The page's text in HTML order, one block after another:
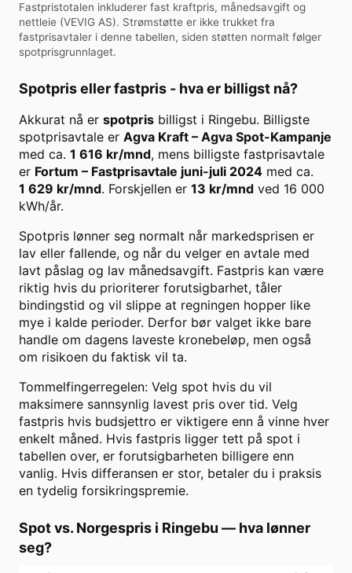
Fastpristotalen inkluderer fast kraftpris, månedsavgift og
nettleie (VEVIG AS). Strømstøtte er ikke trukket fra
fastprisavtaler i denne tabellen, siden støtten normalt følger
spotprisgrunnlaget.
Spotpris eller fastpris - hva er billigst nå?
Akkurat nå er spotpris billigst i Ringebu. Billigste
spotprisavtale er Agva Kraft – Agva Spot-Kampanje
med ca. 1 616 kr/mnd, mens billigste fastprisavtale
er Fortum – Fastprisavtale juni-juli 2024 med ca.
1 629 kr/mnd. Forskjellen er 13 kr/mnd ved 16 000
kWh/år.
Spotpris lønner seg normalt når markedsprisen er
lav eller fallende, og når du velger en avtale med
lavt påslag og lav månedsavgift. Fastpris kan være
riktig hvis du prioriterer forutsigbarhet, tåler
bindingstid og vil slippe at regningen hopper like
mye i kalde perioder. Derfor bør valget ikke bare
handle om dagens laveste kronebeløp, men også
om risikoen du faktisk vil ta.
Tommelfingerregelen: Velg spot hvis du vil
maksimere sannsynlig lavest pris over tid. Velg
fastpris hvis budsjettro er viktigere enn å vinne hver
enkelt måned. Hvis fastpris ligger tett på spot i
tabellen over, er forutsigbarheten billigere enn
vanlig. Hvis differansen er stor, betaler du i praksis
en tydelig forsikringspremie.
Spot vs. Norgespris i Ringebu — hva lønner
seg?